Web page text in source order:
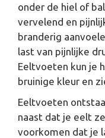
onder de hiel of
vervelend en
branderig
last van pijnlijke
Eeltvoeten kun je
bruinige kleur en
Eeltvoeten
naast dat je eelt
voorkomen dat je